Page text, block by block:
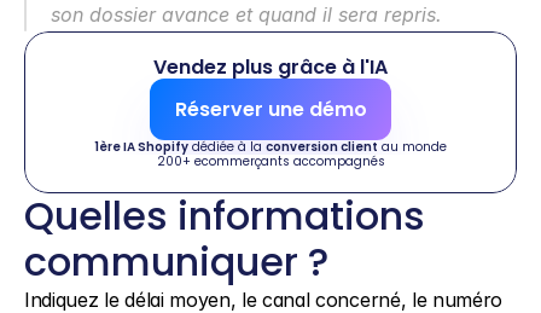
son dossier avance et quand il sera repris.
Vendez plus grâce à l'IA
Réserver une démo
1ère IA Shopify dédiée à la conversion client au monde
200+ ecommerçants accompagnés
Quelles informations
communiquer ?
Indiquez le délai moyen, le canal concerné, le numéro